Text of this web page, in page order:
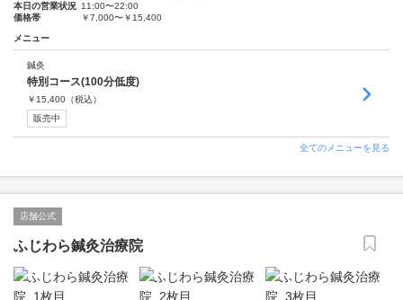
本日の営業状況 11:00〜22:00
価格帯
￥7,000〜￥15,400
メニュー
鍼灸
特別コース(100分低度)
￥ 15,400 （税込）
販売中
全てのメニューを見る
店舗公式
ふじわら鍼灸治療院